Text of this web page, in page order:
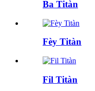
Ba Titàn
Fèy Titàn
Fil Titàn